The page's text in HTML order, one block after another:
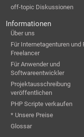
off-topic Diskussionen
Informationen
Über uns
Für Internetagenturen und
Freelancer
Für Anwender und
Softwareentwickler
Projektausschreibung
veröffentlichen
PHP Scripte verkaufen
* Unsere Preise
Glossar